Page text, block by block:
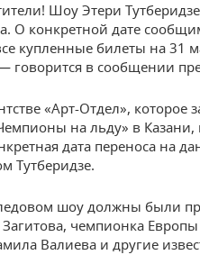
Шоу Этери
О конкретной дате
купленные билеты на 31
говорится в сообщении
«Арт-Отдел», которое
на льду» в
дата переноса на
Тутберидзе.
шоу должны были
чемпионка
Валиева и другие